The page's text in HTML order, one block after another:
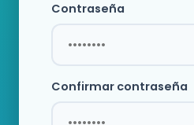
Contraseña
Confirmar contraseña